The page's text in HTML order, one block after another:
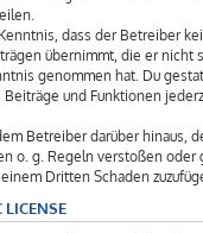
dass der Betreiber
übernimmt, die er nicht
genommen hat. Du
Beiträge und Funktionen
Betreiber darüber hinaus,
o. g. Regeln verstoßen oder
Dritten Schaden
LICENSE